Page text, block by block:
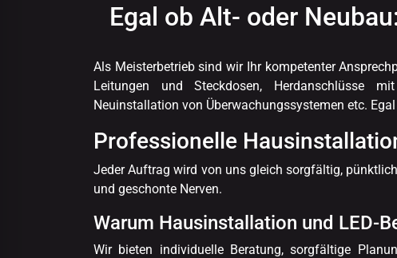
Egal ob Alt- oder
Als Meisterbetrieb sind wir Ihr kompetenter
Leitungen und Steckdosen, Herdanschlüsse
Neuinstallation von Überwachungssystemen etc.
Professionelle
Jeder Auftrag wird von uns gleich sorgfältig,
und geschonte Nerven.
Warum Hausinstallation und LED-
Wir bieten individuelle Beratung, sorgfältige
sicherer Modus